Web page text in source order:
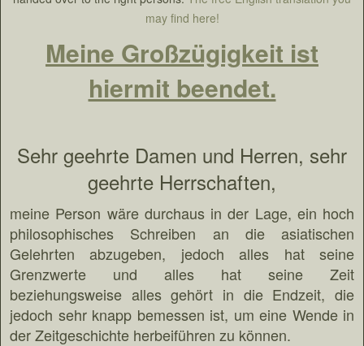
may find here!
Meine Großzügigkeit ist
hiermit beendet.
Sehr geehrte Damen und Herren, sehr
geehrte Herrschaften,
meine Person wäre durchaus in der Lage, ein hoch
philosophisches Schreiben an die asiatischen
Gelehrten abzugeben, jedoch alles hat seine
Grenzwerte und alles hat seine Zeit
beziehungsweise alles gehört in die Endzeit, die
jedoch sehr knapp bemessen ist, um eine Wende in
der Zeitgeschichte herbeiführen zu können.